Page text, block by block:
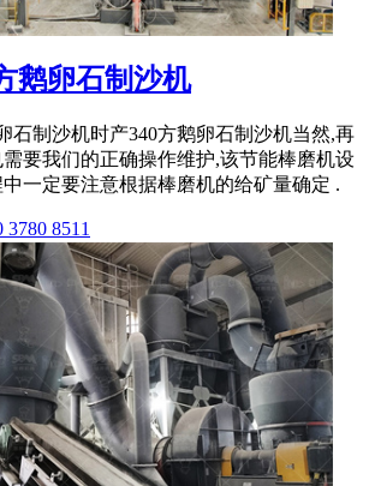
鹅卵石制沙机
石制沙机时产340方鹅卵石制沙机当然,再
要我们的正确操作维护,该节能棒磨机设
一定要注意根据棒磨机的给矿量确定 .
8511